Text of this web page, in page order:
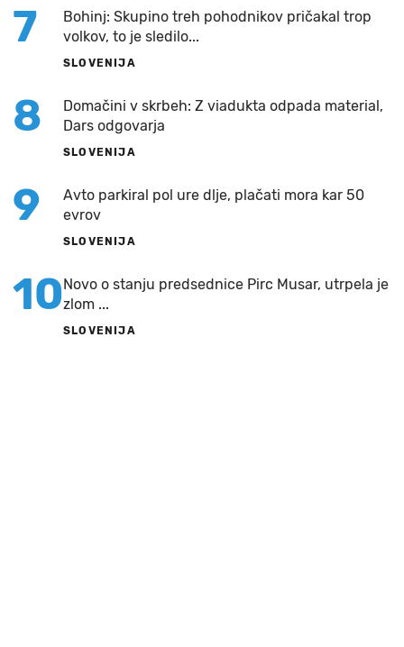
7
Bohinj: Skupino treh pohodnikov pričakal trop
volkov, to je sledilo...
SLOVENIJA
8
Domačini v skrbeh: Z viadukta odpada material,
Dars odgovarja
SLOVENIJA
9
Avto parkiral pol ure dlje, plačati mora kar 50
evrov
SLOVENIJA
10Novo o stanju predsednice Pirc Musar, utrpela je
zlom ...
SLOVENIJA